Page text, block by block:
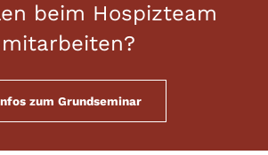
beim Hospizteam
mitarbeiten?
zum Grundseminar